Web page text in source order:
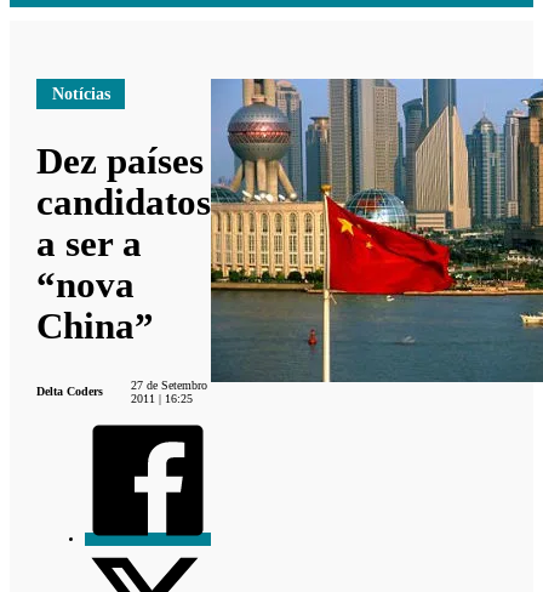
Notícias
Dez países
candidatos
a ser a
“nova
China”
Delta Coders
27 de Setembro
2011 | 16:25